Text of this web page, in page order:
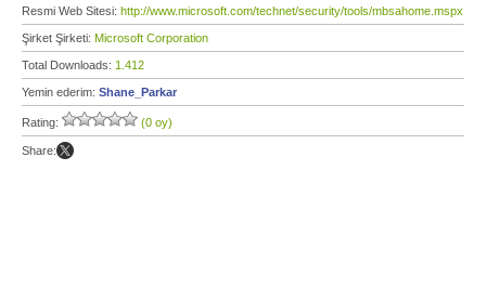
Resmi Web Sitesi: http://www.microsoft.com/technet/security/tools/mbsahome.mspx
Şirket Şirketi: Microsoft Corporation
Total Downloads: 1.412
Yemin ederim: Shane_Parkar
Rating: (0 oy)
Share: